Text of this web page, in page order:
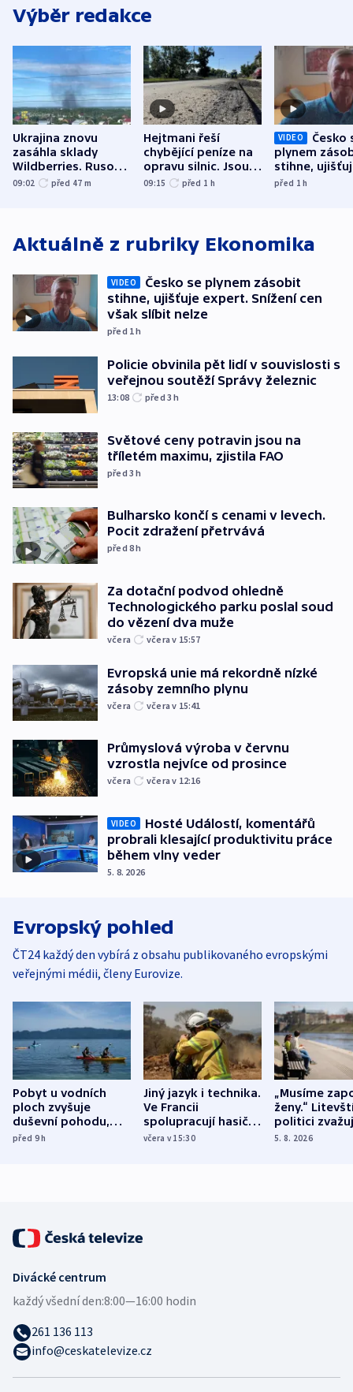
Výběr redakce
Ukrajina znovu
zasáhla sklady
Wildberries. Rusové
útočili v Charkovské
09:02 před 47 m
Hejtmani řeší
chybějící peníze na
opravu silnic. Jsou
nenárokové, namítá
09:15 před 1 h
VIDEO
Česko
plynem
stihne,
expert.
před 1h
Aktuálně z rubriky Ekonomika
VIDEO
Česko se plynem zásobit
stihne, ujišťuje expert. Snížení cen
však slíbit nelze
před 1h
Policie obvinila pět lidí v souvislosti s
veřejnou soutěží Správy železnic
13:08 před 3h
Světové ceny potravin jsou na
tříletém maximu, zjistila FAO
před 3h
Bulharsko končí s cenami v levech.
Pocit zdražení přetrvává
před 8h
Za dotační podvod ohledně
Technologického parku poslal soud
do vězení dva muže
včera včera v 15:57
Evropská unie má rekordně nízké
zásoby zemního plynu
včera včera v 15:41
Průmyslová výroba v červnu
vzrostla nejvíce od prosince
včera včera v 12:16
VIDEO
Hosté Událostí, komentářů
probrali klesající produktivitu práce
během vlny veder
5. 8. 2026
Evropský pohled
ČT24 každý den vybírá z obsahu publikovaného evropskými
veřejnými médii, členy Eurovize.
Pobyt u vodních
ploch zvyšuje
duševní pohodu,
ukázala
před 9h
Jiný jazyk i technika.
Ve Francii
spolupracují hasiči z
různých zemí
včera v 15:30
„Musíme
ženy.“
politici
dohodu o
5. 8. 2026
Divácké centrum
každý všední den:8:00—16:00 hodin
261 136 113
info@ceskatelevize.cz